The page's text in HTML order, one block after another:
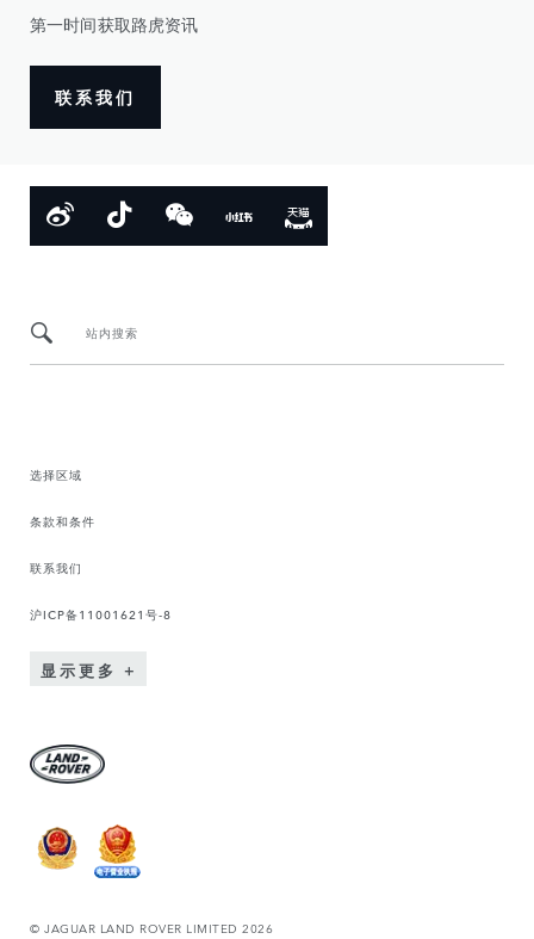
第一时间获取路虎资讯
联系我们
站内搜索
选择区域
条款和条件
联系我们
沪ICP备11001621号-8
显示更多
© JAGUAR LAND ROVER LIMITED 2026